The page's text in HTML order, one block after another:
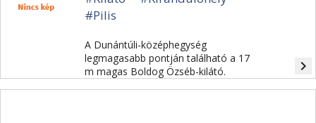
#Pilis
A Dunántúli-középhegység
legmagasabb pontján található a 17
m magas Boldog Özséb-kilátó.
navigate_next